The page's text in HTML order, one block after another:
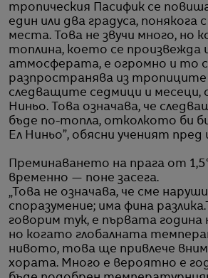
тропическия Пасифик се
един или два градуса, понякога
места. Това не звучи много, но
топлина, което се произвежда
атмосферата, е огромно и то
разпространява из тропиците
следващите седмици и месеци,
Ниньо. Това означава, че
бъде по-топла, отколкото би
Ел Ниньо”, обясни ученият
Преминаването на прага от
временно — поне засега.
„Това не означава, че сме
споразумение; има фина
говорим тук, е първата година
но когато глобалната
нивото, това ще привлече
хората. Много е вероятно е